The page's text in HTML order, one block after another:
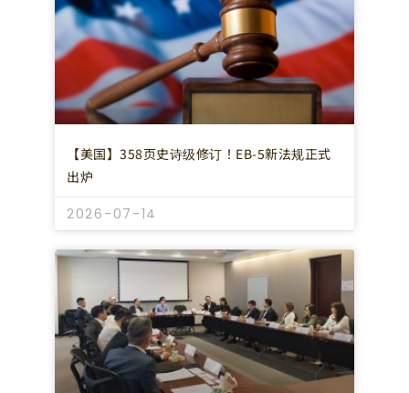
【美国】358页史诗级修订！EB-5新法规正式
出炉
2026-07-14